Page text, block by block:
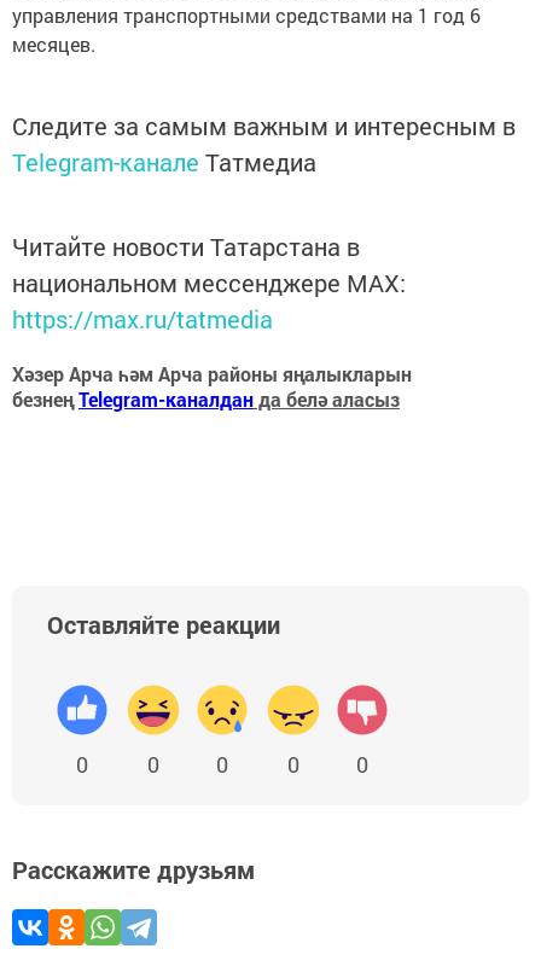
управления транспортными средствами на 1 год 6
месяцев.
Следите за самым важным и интересным в
Telegram-канале Татмедиа
Читайте новости Татарстана в
национальном мессенджере MАХ:
https://max.ru/tatmedia
Хәзер Арча һәм Арча районы яңалыкларын
безнеңTelegram-каналданда белә аласыз
Оставляйте реакции
0 0 0 0 0
Расскажите друзьям